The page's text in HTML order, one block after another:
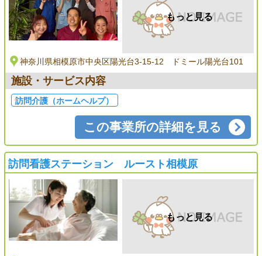
もっと見る
神奈川県相模原市中央区陽光台3-15-12 ドミール陽光台101
施設・サービス内容
訪問介護（ホームヘルプ）
この事業所の詳細を見る
訪問看護ステーション ルースト相模原
もっと見る